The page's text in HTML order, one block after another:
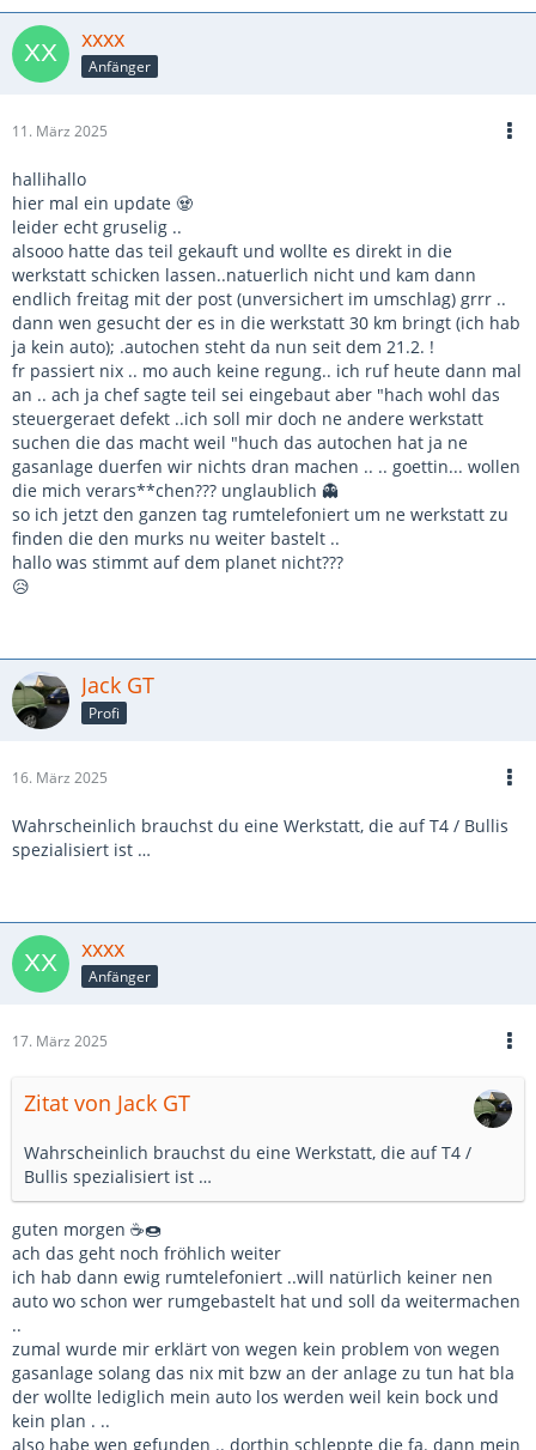
xxxx
Anfänger
11. März 2025
hallihallo
hier mal ein update 🧟
leider echt gruselig ..
alsooo hatte das teil gekauft und wollte es direkt in die
werkstatt schicken lassen..natuerlich nicht und kam dann
endlich freitag mit der post (unversichert im umschlag) grrr ..
dann wen gesucht der es in die werkstatt 30 km bringt (ich hab
ja kein auto); .autochen steht da nun seit dem 21.2. !
fr passiert nix .. mo auch keine regung.. ich ruf heute dann mal
an .. ach ja chef sagte teil sei eingebaut aber "hach wohl das
steuergeraet defekt ..ich soll mir doch ne andere werkstatt
suchen die das macht weil "huch das autochen hat ja ne
gasanlage duerfen wir nichts dran machen .. .. goettin... wollen
die mich verars**chen??? unglaublich 👻
so ich jetzt den ganzen tag rumtelefoniert um ne werkstatt zu
finden die den murks nu weiter bastelt ..
hallo was stimmt auf dem planet nicht???
😥
Jack GT
Profi
16. März 2025
Wahrscheinlich brauchst du eine Werkstatt, die auf T4 / Bullis
spezialisiert ist …
xxxx
Anfänger
17. März 2025
Zitat von Jack GT
Wahrscheinlich brauchst du eine Werkstatt, die auf T4 /
Bullis spezialisiert ist …
guten morgen ☕🍩
ach das geht noch fröhlich weiter
ich hab dann ewig rumtelefoniert ..will natürlich keiner nen
auto wo schon wer rumgebastelt hat und soll da weitermachen
..
zumal wurde mir erklärt von wegen kein problem von wegen
gasanlage solang das nix mit bzw an der anlage zu tun hat bla
der wollte lediglich mein auto los werden weil kein bock und
kein plan . ..
also habe wen gefunden .. dorthin schleppte die fa. dann mein